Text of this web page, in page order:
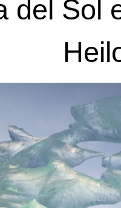
del Sol